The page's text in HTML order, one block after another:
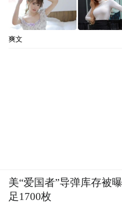
爽文
美“爱国者”导弹库存被
足1700枚